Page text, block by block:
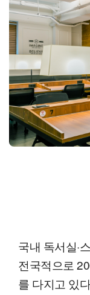
국내 독서실·
전국적으로
를 다지고 있